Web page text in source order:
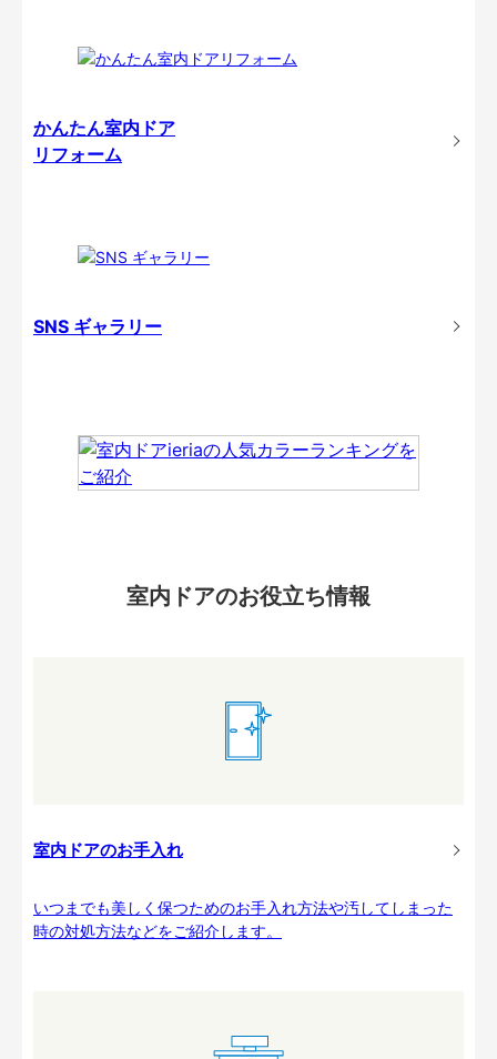
かんたん室内ドア
リフォーム
SNS ギャラリー
室内ドアのお役立ち情報
室内ドアのお手入れ
いつまでも美しく保つためのお手入れ方法や汚してしまった
時の対処方法などをご紹介します。